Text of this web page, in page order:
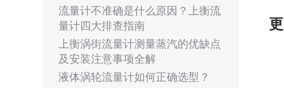
流量计不准确是什么原因？上衡流
量计四大排查指南
上衡涡街流量计测量蒸汽的优缺点
及安装注意事项全解
液体涡轮流量计如何正确选型？